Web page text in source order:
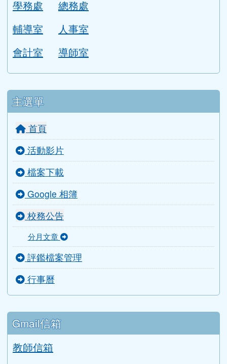
輔導室
人事室
會計室
導師室
首頁
活動影片
檔案下載
Google 相簿
校務公告
分月文章
評鑑檔案管理
行事曆
教師信箱
學生信箱